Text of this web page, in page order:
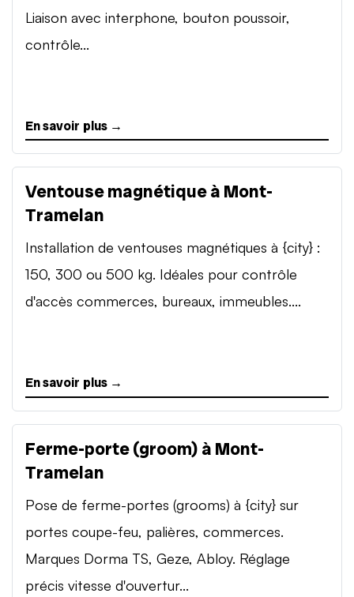
Liaison avec interphone, bouton poussoir,
contrôle...
En savoir plus →
Ventouse magnétique à Mont-
Tramelan
Installation de ventouses magnétiques à {city} :
150, 300 ou 500 kg. Idéales pour contrôle
d'accès commerces, bureaux, immeubles....
En savoir plus →
Ferme-porte (groom) à Mont-
Tramelan
Pose de ferme-portes (grooms) à {city} sur
portes coupe-feu, palières, commerces.
Marques Dorma TS, Geze, Abloy. Réglage
précis vitesse d'ouvertur...